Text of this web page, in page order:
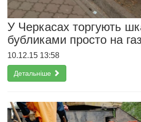
У Черкасах торгують
бубликами просто на
10.12.15 13:58
Детальніше